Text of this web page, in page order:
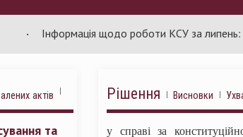
Інформація щодо роботи КСУ за липень:
актів
та
Рішення Висновки
у справі за